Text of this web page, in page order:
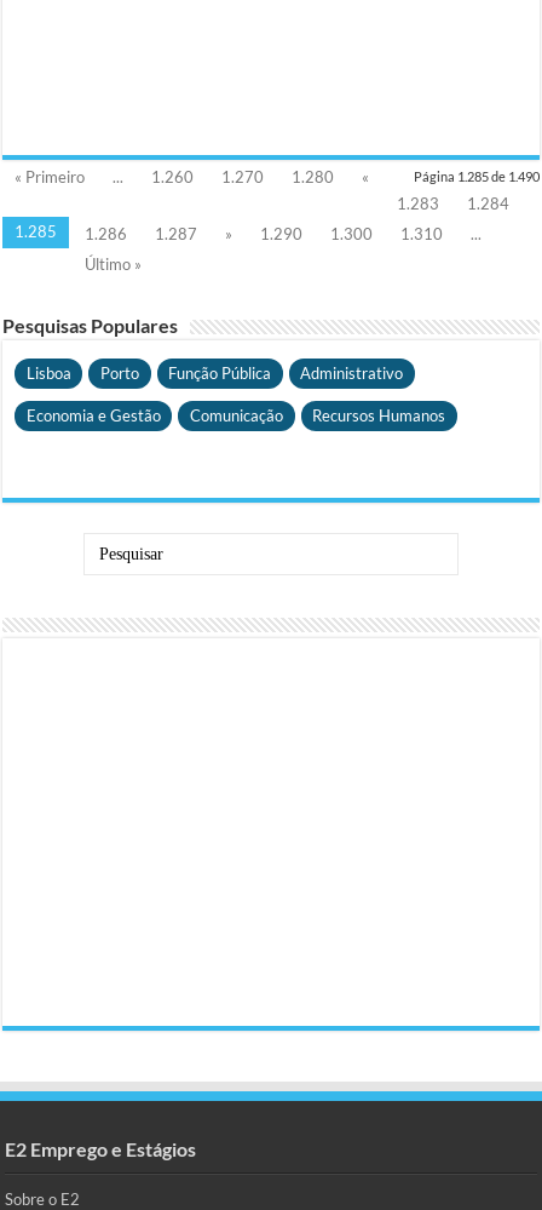
Página 1.285 de 1.490
« Primeiro ... 1.260 1.270 1.280
«
1.283
1.284
1.285
1.286 1.287 » 1.290 1.300 1.310
...
Último »
Pesquisas Populares
Lisboa Porto Função Pública Administrativo
Economia e Gestão Comunicação Recursos Humanos
E2 Emprego e Estágios
Sobre o E2